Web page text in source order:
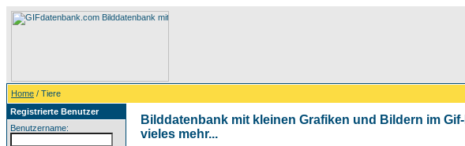
Home / Tiere
Registrierte Benutzer
Benutzername:
Bilddatenbank mit kleinen Grafiken und Bildern im
vieles mehr...